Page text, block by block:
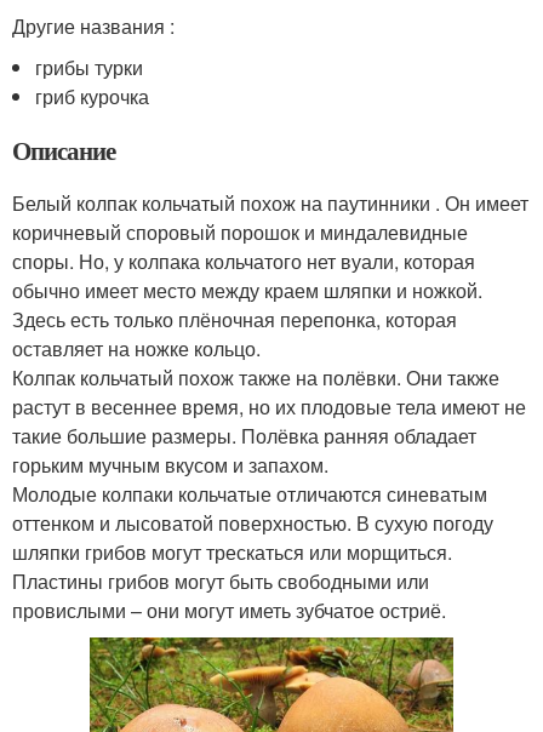
Другие названия :
грибы турки
гриб курочка
Описание
Белый колпак кольчатый похож на паутинники . Он имеет
коричневый споровый порошок и миндалевидные
споры. Но, у колпака кольчатого нет вуали, которая
обычно имеет место между краем шляпки и ножкой.
Здесь есть только плёночная перепонка, которая
оставляет на ножке кольцо.
Колпак кольчатый похож также на полёвки. Они также
растут в весеннее время, но их плодовые тела имеют не
такие большие размеры. Полёвка ранняя обладает
горьким мучным вкусом и запахом.
Молодые колпаки кольчатые отличаются синеватым
оттенком и лысоватой поверхностью. В сухую погоду
шляпки грибов могут трескаться или морщиться.
Пластины грибов могут быть свободными или
провислыми – они могут иметь зубчатое остриё.